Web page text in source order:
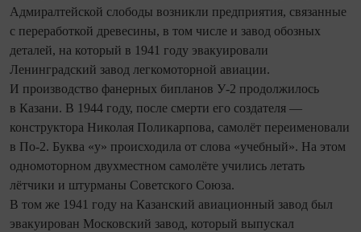
Адмиралтейской слободы возникли предприятия, связанные
с переработкой древесины, в том числе и завод обозных
деталей, на который в 1941 году эвакуировали
Ленинградский завод легкомоторной авиации.
И производство фанерных бипланов У-2 продолжилось
в Казани. В 1944 году, после смерти его создателя —
конструктора Николая Поликарпова, самолёт переименовали
в По-2. Буква «у» происходила от слова «учебный». На этом
одномоторном двухместном самолёте учились летать
лётчики и штурманы Советского Союза.
В том же 1941 году на Казанский авиационный завод был
эвакуирован Московский завод, который выпускал